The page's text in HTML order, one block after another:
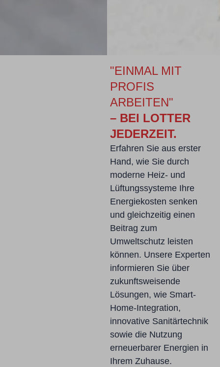
"EINMAL MIT
PROFIS
ARBEITEN"
– BEI LOTTER
JEDERZEIT.
Erfahren Sie aus erster
Hand, wie Sie durch
moderne Heiz- und
Lüftungssysteme Ihre
Energiekosten senken
und gleichzeitig einen
Beitrag zum
Umweltschutz leisten
können. Unsere Experten
informieren Sie über
zukunftsweisende
Lösungen, wie Smart-
Home-Integration,
innovative Sanitärtechnik
sowie die Nutzung
erneuerbarer Energien in
Ihrem Zuhause.